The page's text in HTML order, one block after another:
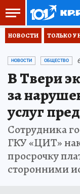
НОВОСТИ ТОЛЬКО У
НОВОСТИ ОБЩЕСТВО
В Твери
за
услуг
Сотрудника
ГКУ «ЦИТ»
просрочку
сторонними